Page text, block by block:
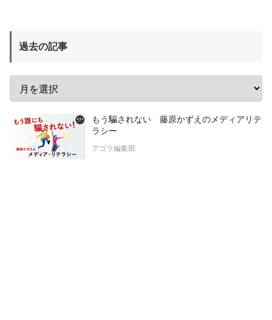
過去の記事
もう騙されない 藤原かずえのメディアリテ
ラシー
アゴラ編集部